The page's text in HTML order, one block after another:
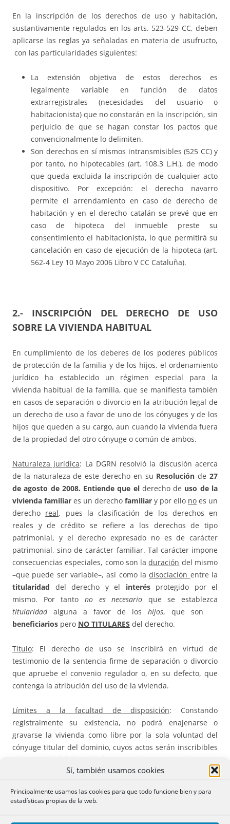
Sí, también usamos cookies
Principalmente usamos las cookies para que todo funcione bien y para
estadísticas propias de la web.
En la inscripción de los derechos de uso y habitación,
sustantivamente regulados en los arts. 523-529 CC, deben
aplicarse las reglas ya señaladas en materia de usufructo,
con las particularidades siguientes:
La extensión objetiva de estos derechos es
legalmente variable en función de datos
extrarregistrales (necesidades del usuario o
habitacionista) que no constarán en la inscripción, sin
perjuicio de que se hagan constar los pactos que
convencionalmente lo delimiten.
Son derechos en sí mismos intransmisibles (525 CC) y
por tanto, no hipotecables (art. 108.3 L.H.), de modo
que queda excluida la inscripción de cualquier acto
dispositivo. Por excepción: el derecho navarro
permite el arrendamiento en caso de derecho de
habitación y en el derecho catalán se prevé que en
caso de hipoteca del inmueble preste su
consentimiento el habitacionista, lo que permitirá su
cancelación en caso de ejecución de la hipoteca (art.
562-4 Ley 10 Mayo 2006 Libro V CC Cataluña).
2.- INSCRIPCIÓN DEL DERECHO DE USO
SOBRE LA VIVIENDA HABITUAL
En cumplimiento de los deberes de los poderes públicos
de protección de la familia y de los hijos, el ordenamiento
jurídico ha establecido un régimen especial para la
vivienda habitual de la familia, que se manifiesta también
en casos de separación o divorcio en la atribución legal de
un derecho de uso a favor de uno de los cónyuges y de los
hijos que queden a su cargo, aun cuando la vivienda fuera
de la propiedad del otro cónyuge o común de ambos.
Naturaleza jurídica: La DGRN resolvió la discusión acerca
de la naturaleza de este derecho en su Resoluciónde27
de agosto de 2008. Entiende que elderecho de uso de la
vivienda familiar es un derecho familiar y por ello no es un
derecho real, pues la clasificación de los derechos en
reales y de crédito se refiere a los derechos de tipo
patrimonial, y el derecho expresado no es de carácter
patrimonial, sino de carácter familiar. Tal carácter impone
consecuencias especiales, como son laduración del mismo
–que puede ser variable–, así como ladisociación entre la
titularidad del derecho y el interés protegido por el
mismo. Por tanto no es necesario que se establezca
titularidad alguna a favor de los hijos, que son
beneficiarios pero NO TITULARES del derecho.
Título: El derecho de uso se inscribirá en virtud de
testimonio de la sentencia firme de separación o divorcio
que apruebe el convenio regulador o, en su defecto, que
contenga la atribución del uso de la vivienda.
Límites a la facultad de disposición: Constando
registralmente su existencia, no podrá enajenarse o
gravarse la vivienda como libre por la sola voluntad del
cónyuge titular del dominio, cuyos actos serán inscribibles
sin perjuicio del derecho de uso previamente inscrito.
82 LH, pudiendo producirse bien en virtud de sentencia
consentimiento el cónyuge usuario, pero, si el derecho se